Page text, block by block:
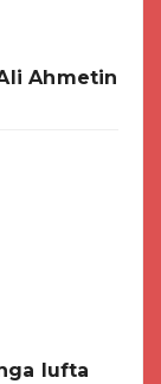
Ahmetin
lufta